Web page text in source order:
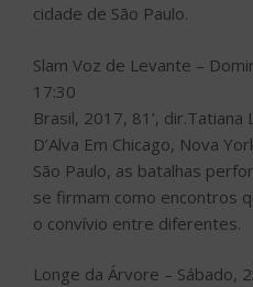
cidade de São Paulo.
Slam Voz de Levante –
17:30
Brasil, 2017, 81’,
D’Alva Em Chicago, Nova
São Paulo, as batalhas
se firmam como encontros
o convívio entre diferentes.
Longe da Árvore – Sábado,